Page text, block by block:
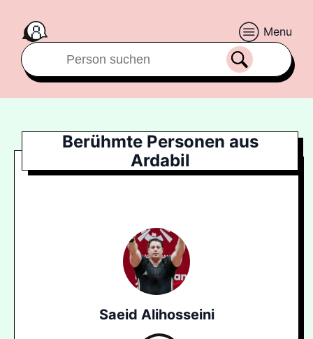
Menu
Berühmte Personen aus
Ardabil
Saeid Alihosseini